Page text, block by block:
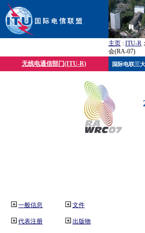
主页 : ITU-R
会(RA-07)
无线电通信部门(ITU-R)
一般信息
代表注册
文件
出版物
国际电联三